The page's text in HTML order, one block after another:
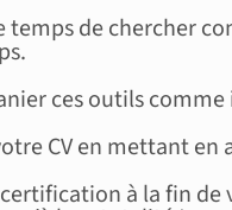
de chercher
ces outils
CV en mettant
à la fin de